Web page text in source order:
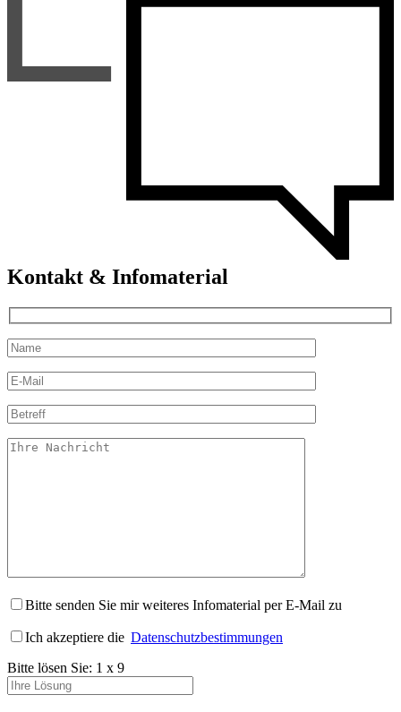
Kontakt & Infomaterial
Bitte senden Sie mir weiteres Infomaterial per E-Mail zu
Ich akzeptiere die Datenschutzbestimmungen
Bitte lösen Sie: 1 x 9